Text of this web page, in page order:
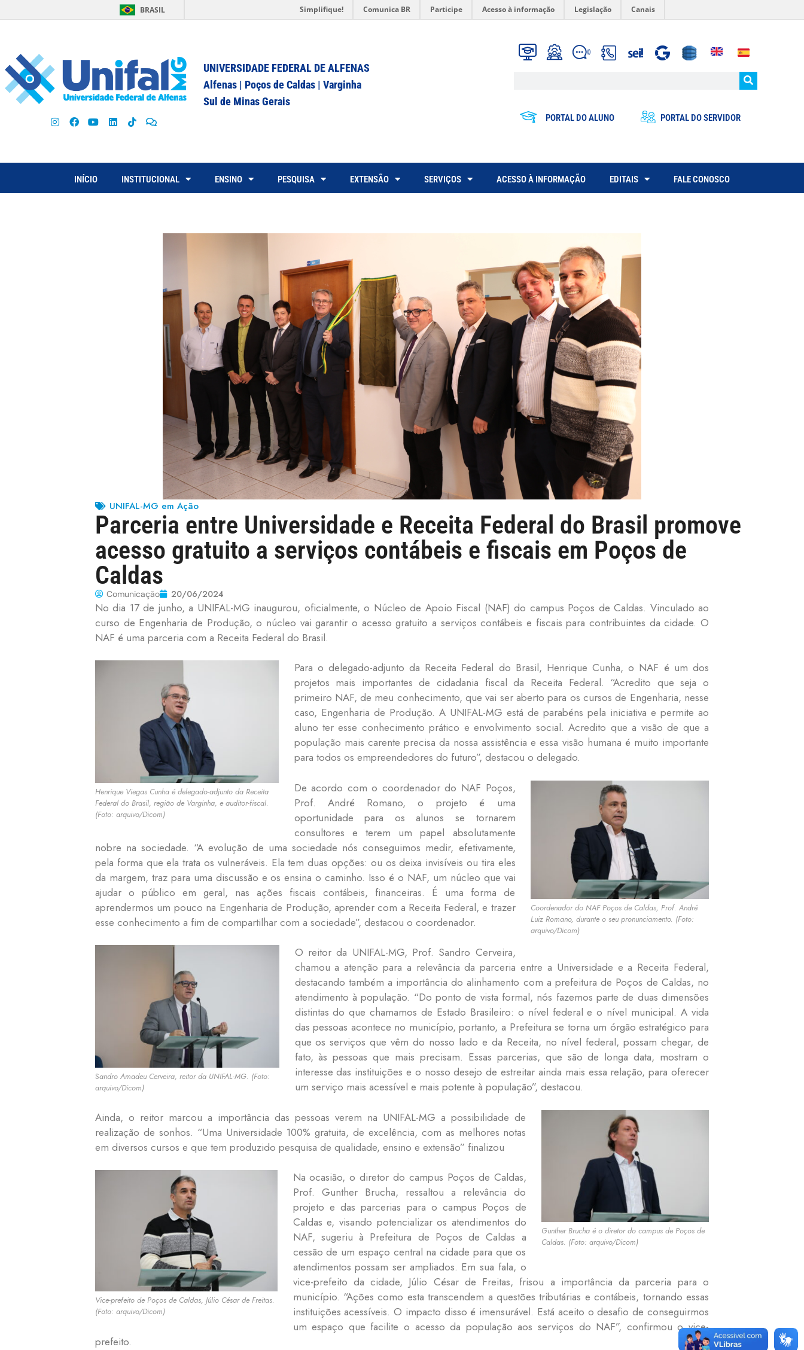
BRASIL Simplifique! Comunica BR Participe Acesso à informação Legislação Canais
UNIVERSIDADE FEDERAL DE ALFENAS
Alfenas | Poços de Caldas | Varginha
Sul de Minas Gerais
PORTAL DO ALUNO PORTAL DO SERVIDOR
INÍCIO INSTITUCIONAL ENSINO PESQUISA EXTENSÃO SERVIÇOS ACESSO À INFORMAÇÃO EDITAIS FALE CONOSCO
UNIFAL-MG em Ação
Parceria entre Universidade e Receita Federal do Brasil promove
acesso gratuito a serviços contábeis e fiscais em Poços de
Caldas
Comunicação 20/06/2024
No dia 17 de junho, a UNIFAL-MG inaugurou, oficialmente, o Núcleo de Apoio Fiscal (NAF) do campus Poços de Caldas. Vinculado ao
curso de Engenharia de Produção, o núcleo vai garantir o acesso gratuito a serviços contábeis e fiscais para contribuintes da cidade. O
NAF é uma parceria com a Receita Federal do Brasil.
Henrique Viegas Cunha é delegado-adjunto da Receita
Federal do Brasil, região de Varginha, e auditor-fiscal.
(Foto: arquivo/Dicom)
Para o delegado-adjunto da Receita Federal do Brasil, Henrique Cunha, o NAF é um dos
projetos mais importantes de cidadania fiscal da Receita Federal. “Acredito que seja o
primeiro NAF, de meu conhecimento, que vai ser aberto para os cursos de Engenharia, nesse
caso, Engenharia de Produção. A UNIFAL-MG está de parabéns pela iniciativa e permite ao
aluno ter esse conhecimento prático e envolvimento social. Acredito que a visão de que a
população mais carente precisa da nossa assistência e essa visão humana é muito importante
para todos os empreendedores do futuro”, destacou o delegado.
Coordenador do NAF Poços de Caldas, Prof. André
Luiz Romano, durante o seu pronunciamento. (Foto:
arquivo/Dicom)
De acordo com o coordenador do NAF Poços,
Prof. André Romano, o projeto é uma
oportunidade para os alunos se tornarem
consultores e terem um papel absolutamente
nobre na sociedade. “A evolução de uma sociedade nós conseguimos medir, efetivamente,
pela forma que ela trata os vulneráveis. Ela tem duas opções: ou os deixa invisíveis ou tira eles
da margem, traz para uma discussão e os ensina o caminho. Isso é o NAF, um núcleo que vai
ajudar o público em geral, nas ações fiscais contábeis, financeiras. É uma forma de
aprendermos um pouco na Engenharia de Produção, aprender com a Receita Federal, e trazer
esse conhecimento a fim de compartilhar com a sociedade”, destacou o coordenador.
Sandro Amadeu Cerveira, reitor da UNIFAL-MG. (Foto:
arquivo/Dicom)
O reitor da UNIFAL-MG, Prof. Sandro Cerveira,
chamou a atenção para a relevância da parceria entre a Universidade e a Receita Federal,
destacando também a importância do alinhamento com a prefeitura de Poços de Caldas, no
atendimento à população. “Do ponto de vista formal, nós fazemos parte de duas dimensões
distintas do que chamamos de Estado Brasileiro: o nível federal e o nível municipal. A vida
das pessoas acontece no município, portanto, a Prefeitura se torna um órgão estratégico para
que os serviços que vêmdo nosso lado e da Receita, no nível federal, possam chegar, de
fato, às pessoas que mais precisam. Essas parcerias, que são de longa data, mostram o
interesse das instituições e o nosso desejo de estreitar ainda mais essa relação, para oferecer
um serviço mais acessível e mais potente à população”, destacou.
Gunther Brucha é o diretor do campus de Poços de
Caldas. (Foto: arquivo/Dicom)
Ainda, o reitor marcou a importância das pessoas verem na UNIFAL-MG a possibilidade de
realização de sonhos. “Uma Universidade 100% gratuita, de excelência, com as melhores notas
em diversos cursos e que tem produzido pesquisa de qualidade, ensino e extensão” finalizou
Vice-prefeito de Poços de Caldas, Júlio César de Freitas.
(Foto: arquivo/Dicom)
Na ocasião, o diretor do campus Poços de Caldas,
Prof. Gunther Brucha, ressaltou a relevância do
projeto e das parcerias para o campus Poços de
Caldas e, visando potencializar os atendimentos do
NAF, sugeriu à Prefeitura de Poços de Caldas a
cessão de um espaço central na cidade para que os
atendimentos possam ser ampliados. Em sua fala, o
vice-prefeito da cidade, Júlio César de Freitas, frisou a importância da parceria para o
município. “Ações como esta transcendem a questões tributárias e contábeis, tornando essas
instituições acessíveis. O impacto disso é imensurável. Está aceito o desafio de conseguirmos
um espaço que facilite o acesso da população aos serviços do NAF”, confirmou o vice-
prefeito.